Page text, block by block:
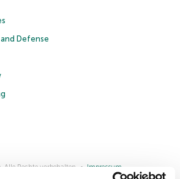
Defense
Rechte vorbehalten.
Impressum